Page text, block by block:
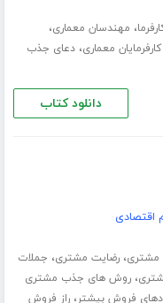
، مهندسان معماری،
کارفرمایان معماری،دعای جذب
دانلود کتاب
اقتصادی
مشتری،رضایت مشتری، جملات
،روش های جذب مشتری
فروش بیشتر،راز فروش